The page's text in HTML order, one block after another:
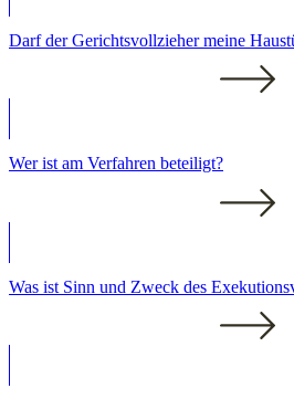
Darf der Gerichtsvollzieher meine
Wer ist am Verfahren beteiligt?
Was ist Sinn und Zweck des